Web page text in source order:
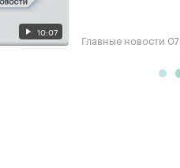
10:07 Главные новости